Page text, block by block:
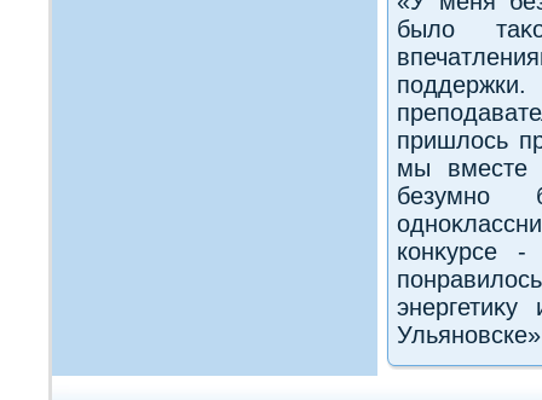
былο
поддержки.
пришлοсь
мы вместе
безумно
конκурсе